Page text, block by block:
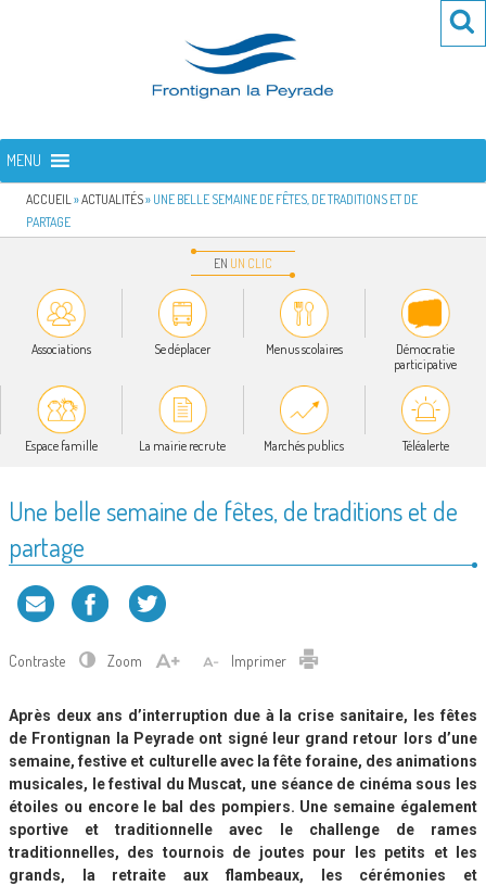
FRONTIGNAN LA PEYRADE
MENU
ACCUEIL »ACTUALITÉS» UNE BELLE SEMAINE DE FÊTES, DE TRADITIONS ET DE
PARTAGE
EN UN CLIC
Associations Se déplacer Menus scolaires
Démocratie
participative
Espace famille La mairie recrute Marchés publics Téléalerte
Une belle semaine de fêtes, de traditions et de
partage
Contraste Zoom Imprimer
Après deux ans d’interruption due à la crise sanitaire, les fêtes
de Frontignan la Peyrade ont signé leur grand retour lors d’une
semaine, festive et culturelle avec la fête foraine, des animations
musicales, le festival du Muscat, une séance de cinéma sous les
étoiles ou encore le bal des pompiers. Une semaine également
sportive et traditionnelle avec le challenge de rames
traditionnelles, des tournois de joutes pour les petits et les
grands, la retraite aux flambeaux, les cérémonies et